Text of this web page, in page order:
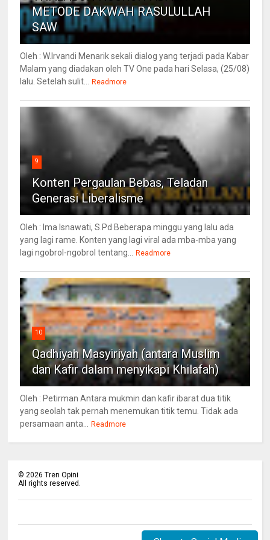
METODE DAKWAH RASULULLAH
SAW
Oleh : W.Irvandi Menarik sekali dialog yang terjadi pada Kabar
Malam yang diadakan oleh TV One pada hari Selasa, (25/08)
lalu. Setelah sulit...
Readmore
9
Konten Pergaulan Bebas, Teladan
Generasi Liberalisme
Oleh : Ima Isnawati, S.Pd Beberapa minggu yang lalu ada
yang lagi rame. Konten yang lagi viral ada mba-mba yang
lagi ngobrol-ngobrol tentang...
Readmore
10
Qadhiyah Masyiriyah (antara Muslim
dan Kafir dalam menyikapi Khilafah)
Oleh : Petirman Antara mukmin dan kafir ibarat dua titik
yang seolah tak pernah menemukan titik temu. Tidak ada
persamaan anta...
Readmore
©2026 Tren Opini
All rights reserved.